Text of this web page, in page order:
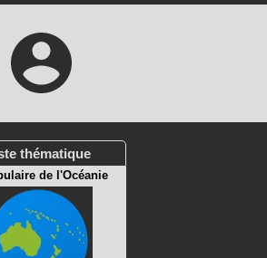
thématique
de l'Océanie